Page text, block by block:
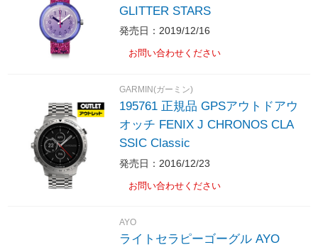
GLITTER STARS
発売日：2019/12/16
お問い合わせください
GARMIN(ガーミン)
195761 正規品 GPSアウトドアウ
オッチ FENIX J CHRONOS CLA
SSIC Classic
発売日：2016/12/23
お問い合わせください
AYO
ライトセラピーゴーグル AYO